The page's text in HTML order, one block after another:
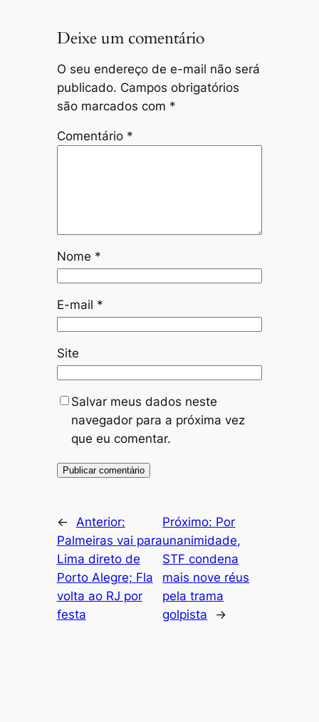
Deixe um comentário
O seu endereço de e-mail não será
publicado. Campos obrigatórios
são marcados com *
Comentário *
Nome *
E-mail *
Site
Salvar meus dados neste
navegador para a próxima vez
que eu comentar.
←
Anterior:
Palmeiras vai para
Lima direto de
Porto Alegre; Fla
volta ao RJ por
festa
Próximo: Por
unanimidade,
STF condena
mais nove réus
pela trama
golpista
→